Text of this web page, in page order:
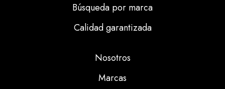
Búsqueda por marca
Calidad garantizada
Nosotros
Marcas